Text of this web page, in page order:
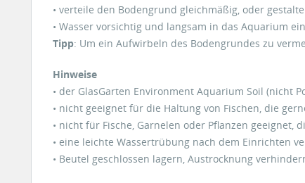
• verteile den Bodengrund gleichmäßig, oder
• Wasser vorsichtig und langsam in das Aquarium
Tipp: Um ein Aufwirbeln des Bodengrundes zu
Hinweise
• der GlasGarten Environment Aquarium Soil (nicht
• nicht geeignet für die Haltung von Fischen, die
• nicht für Fische, Garnelen oder Pflanzen geeignet,
• eine leichte Wassertrübung nach dem Einrichten
• Beutel geschlossen lagern, Austrocknung